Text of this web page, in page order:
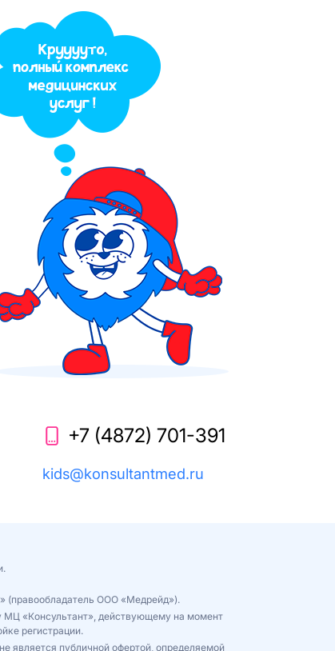
+7 (4872) 701-391
kids@konsultantmed.ru
(правообладатель ООО «Медрейд»).
МЦ «Консультант», действующему на момент
регистрации.
является публичной офертой, определяемой